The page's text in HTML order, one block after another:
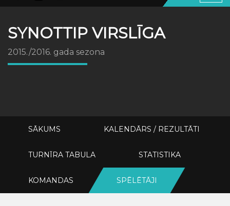
SYNOTTIP VIRSLĪGA
2015./2016. gada sezona
SĀKUMS KALENDĀRS / REZULTĀTI
TURNĪRA TABULA STATISTIKA
KOMANDAS SPĒLĒTĀJI